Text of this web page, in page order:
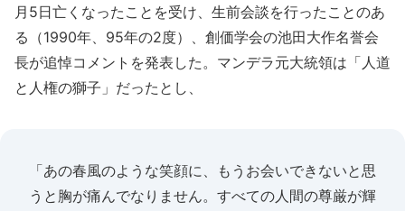
月5日亡くなったことを受け、生前会談を行ったことのあ
る（1990年、95年の2度）、創価学会の池田大作名誉会
長が追悼コメントを発表した。マンデラ元大統領は「人道
と人権の獅子」だったとし、
「あの春風のような笑顔に、もうお会いできないと思
うと胸が痛んでなりません。すべての人間の尊厳が輝